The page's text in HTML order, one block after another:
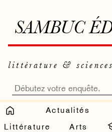
SAMBUC
littérature & sciences
Actualités
Littérature
Arts